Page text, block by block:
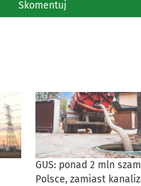
GUS: ponad 2 mln
Polsce, zamiast